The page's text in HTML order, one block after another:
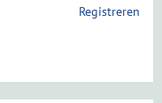
Registreren